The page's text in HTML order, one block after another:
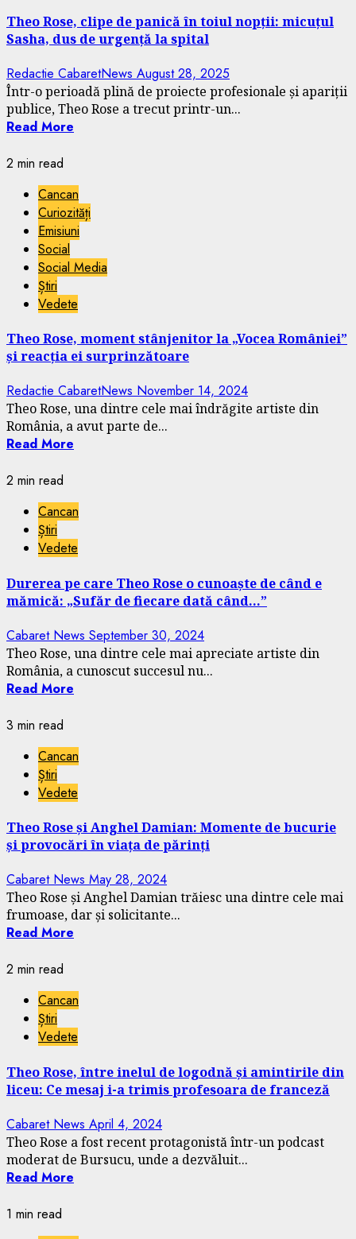
Theo Rose, clipe de panică în toiul nopții: micuțul
Sasha, dus de urgență la spital
Redactie CabaretNews August 28, 2025
Într-o perioadă plină de proiecte profesionale și apariții
publice, Theo Rose a trecut printr-un...
Read More
2 min read
Cancan
Curiozități
Emisiuni
Social
Social Media
Știri
Vedete
Theo Rose, moment stânjenitor la „Vocea României”
și reacția ei surprinzătoare
Redactie CabaretNews November 14, 2024
Theo Rose, una dintre cele mai îndrăgite artiste din
România, a avut parte de...
Read More
2 min read
Cancan
Știri
Vedete
Durerea pe care Theo Rose o cunoaște de când e
mămică: „Sufăr de fiecare dată când…”
Cabaret News September 30, 2024
Theo Rose, una dintre cele mai apreciate artiste din
România, a cunoscut succesul nu...
Read More
3 min read
Cancan
Știri
Vedete
Theo Rose și Anghel Damian: Momente de bucurie
și provocări în viața de părinți
Cabaret News May 28, 2024
Theo Rose și Anghel Damian trăiesc una dintre cele mai
frumoase, dar și solicitante...
Read More
2 min read
Cancan
Știri
Vedete
Theo Rose, între inelul de logodnă și amintirile din
liceu: Ce mesaj i-a trimis profesoara de franceză
Cabaret News April 4, 2024
Theo Rose a fost recent protagonistă într-un podcast
moderat de Bursucu, unde a dezvăluit...
Read More
1 min read